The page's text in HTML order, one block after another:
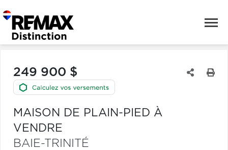
249 900 $
MAISON DE PLAIN-PIED À
VENDRE
BAIE-TRINITÉ